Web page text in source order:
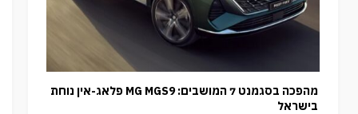
מהפכה בסגמנט 7 המושבים: MG MGS9 פלאג-אין נוחת
בישראל